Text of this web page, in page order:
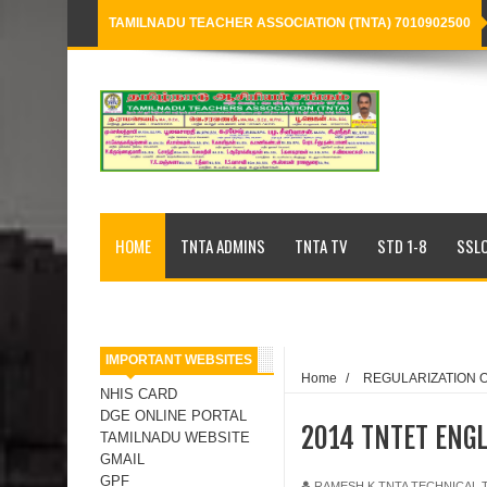
TAMILNADU TEACHER ASSOCIATION (TNTA) 7010902500
Loading...
HOME TNTA ADMINS TNTA TV STD 1-8
IMPORTANT WEBSITES
NHIS CARD
DGE ONLINE PORTAL
TAMILNADU WEBSITE
GMAIL
GPF
Home / REGULARIZATION
2014 TNTET